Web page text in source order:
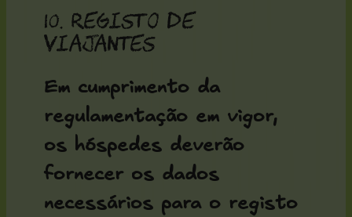
10. Registo de
viajantes
Em cumprimento da
regulamentação em vigor,
os hóspedes deverão
fornecer os dados
necessários para o registo